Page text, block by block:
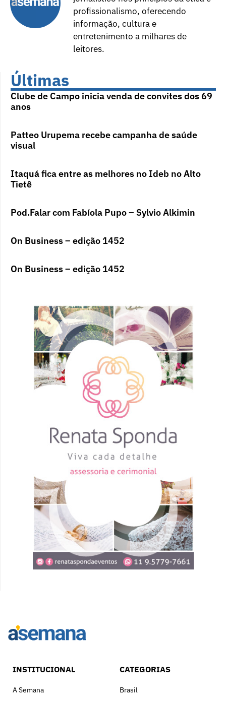
profissionalismo, oferecendo
informação, cultura e
entretenimento a milhares de
leitores.
Últimas
Clube de Campo inicia venda de convites dos 69
anos
Patteo Urupema recebe campanha de saúde
visual
Itaquá fica entre as melhores no Ideb no Alto
Tietê
Pod.Falar com Fabíola Pupo – Sylvio Alkimin
On Business – edição 1452
On Business – edição 1452
INSTITUCIONAL
A Semana
CATEGORIAS
Brasil